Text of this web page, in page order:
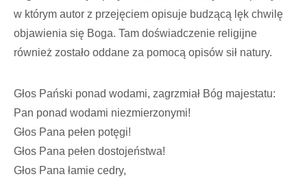
w którym autor z przejęciem opisuje budzącą lęk chwilę
objawienia się Boga. Tam doświadczenie religijne
również zostało oddane za pomocą opisów sił natury.
Głos Pański ponad wodami, zagrzmiał Bóg majestatu:
Pan ponad wodami niezmierzonymi!
Głos Pana pełen potęgi!
Głos Pana pełen dostojeństwa!
Głos Pana łamie cedry,